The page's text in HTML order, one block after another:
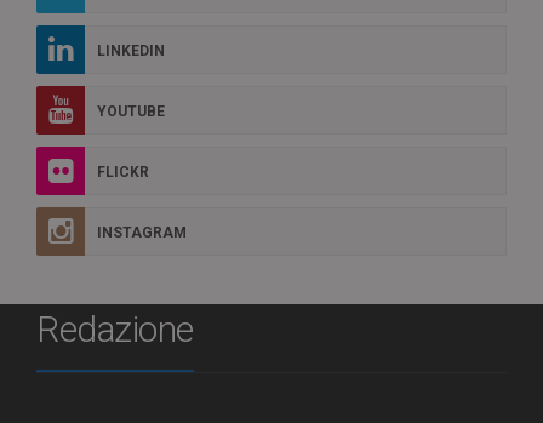
LINKEDIN
YOUTUBE
FLICKR
INSTAGRAM
Redazione